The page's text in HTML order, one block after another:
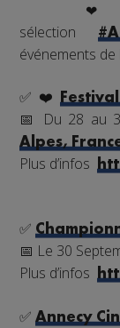
sélection#
événements
✅ ❤️
📅
Du 28 au
Alpes,
Plus d’infos
✅
📅 Le 30
Plus d’infos
✅ Annecy